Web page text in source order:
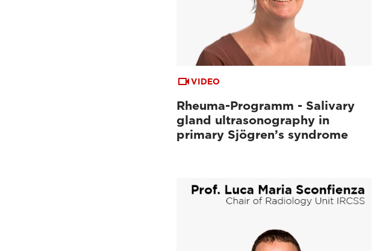
VIDEO
Rheuma-Programm - Salivary
gland ultrasonography in
primary Sjögren’s syndrome